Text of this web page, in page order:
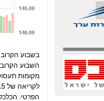
בשבוע הקרוב